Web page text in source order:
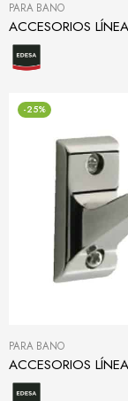
PARA BAÑO
-25%
PARA BAÑO